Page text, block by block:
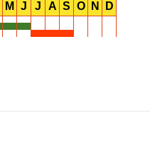
M J J A S O N D